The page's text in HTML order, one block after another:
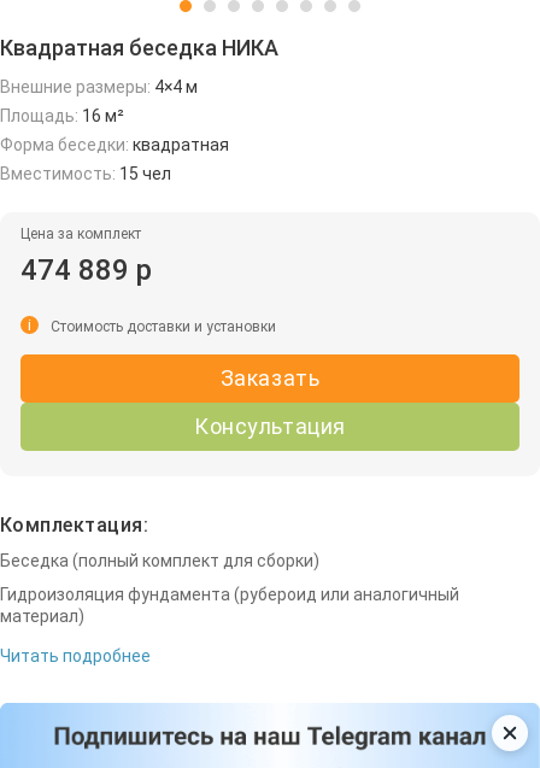
Квадратная беседка НИКА
Внешние размеры: 4×4 м
Площадь: 16 м²
Форма беседки: квадратная
Вместимость: 15 чел
Цена за комплект
474 889 р
Заказать
Консультация
i Стоимость доставки и установки
Комплектация:
Беседка (полный комплект для сборки)
Гидроизоляция фундамента (рубероид или аналогичный
материал)
Читать подробнее